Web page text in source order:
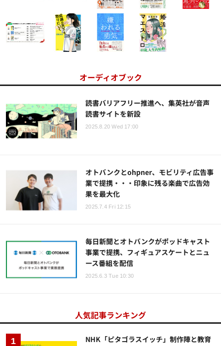
オーディオブック
読書バリアフリー推進へ、集英社が音声
読書サイトを新設
2025.8.20 Wed 17:00
オトバンクとohpner、モビリティ広告事
業で提携・・・印象に残る楽曲で広告効
果を最大化
2025.7.4 Fri 12:15
毎日新聞とオトバンクがポッドキャスト
事業で提携、フィギュアスケートとニュ
ース番組を配信
2025.6.3 Tue 10:30
人気記事ランキング
NHK「ピタゴラスイッチ」制作陣と教育